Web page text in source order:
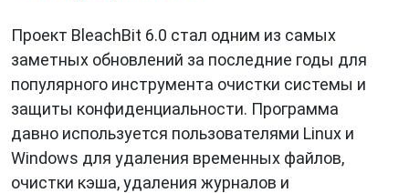
Проект BleachBit 6.0 стал одним из самых
заметных обновлений за последние годы для
популярного инструмента очистки системы и
защиты конфиденциальности. Программа
давно используется пользователями Linux и
Windows для удаления временных файлов,
очистки кэша, удаления журналов и